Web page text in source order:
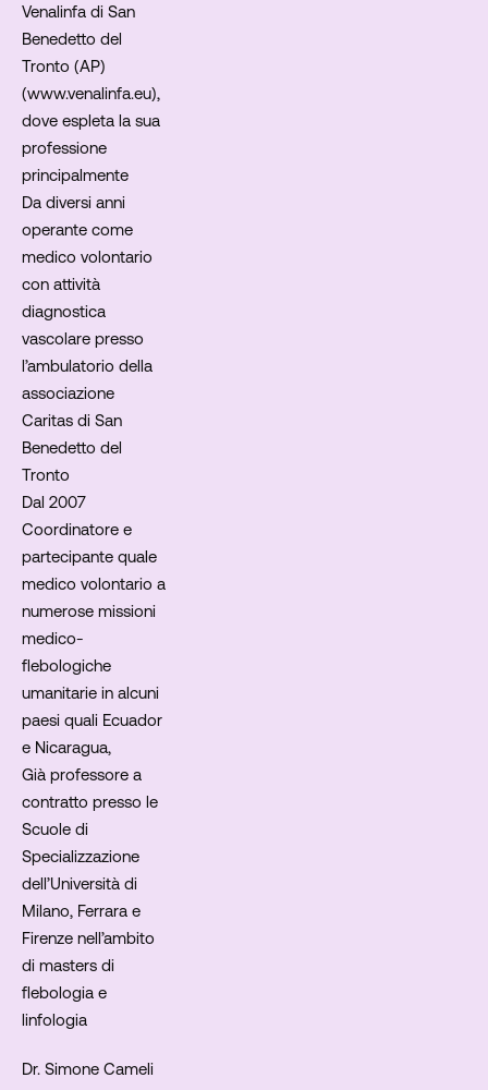
Venalinfa di San
Benedetto del
Tronto (AP)
(www.venalinfa.eu),
dove espleta la sua
professione
principalmente
Da diversi anni
operante come
medico volontario
con attività
diagnostica
vascolare presso
l’ambulatorio della
associazione
Caritas di San
Benedetto del
Tronto
Dal 2007
Coordinatore e
partecipante quale
medico volontario a
numerose missioni
medico-
flebologiche
umanitarie in alcuni
paesi quali Ecuador
e Nicaragua,
Già professore a
contratto presso le
Scuole di
Specializzazione
dell’Università di
Milano, Ferrara e
Firenze nell’ambito
di masters di
flebologia e
linfologia
Dr. Simone Cameli